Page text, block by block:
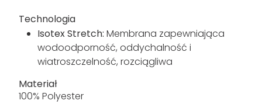
Technologia
Isotex Stretch: Membrana zapewniająca
wodoodporność, oddychalność i
wiatroszczelność, rozciągliwa
Materiał
100% Polyester